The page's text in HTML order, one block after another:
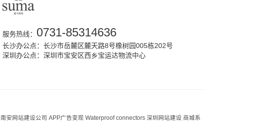
服务热线： 0731-85314636
长沙办公点：长沙市岳麓区麓天路8号橡树园005栋202号
深圳办公点：深圳市宝安区西乡宝运达物流中心
南安网站建设公司 APP广告变现 Waterproof connectors 深圳网站建设 商城系